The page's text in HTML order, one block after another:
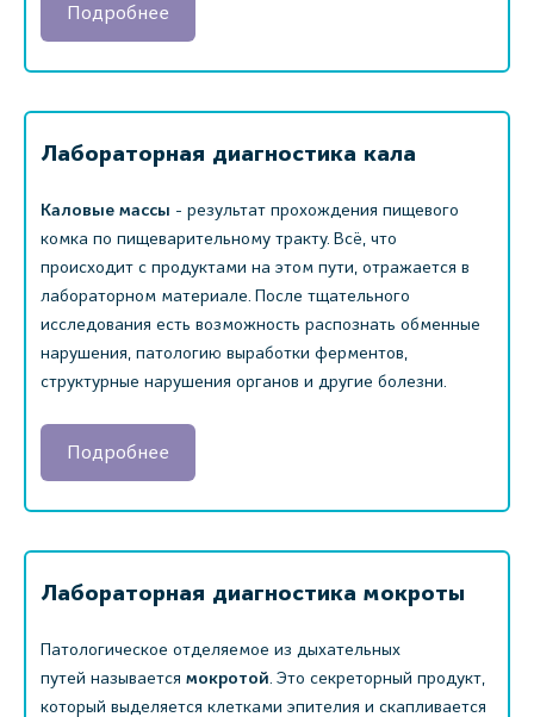
Подробнее
Лабораторная диагностика кала
Каловые массы - результат прохождения пищевого
комка по пищеварительному тракту. Всё, что
происходит с продуктами на этом пути, отражается в
лабораторном материале. После тщательного
исследования есть возможность распознать обменные
нарушения, патологию выработки ферментов,
структурные нарушения органов и другие болезни.
Подробнее
Лабораторная диагностика мокроты
Патологическое отделяемое из дыхательных
путей называется мокротой. Это секреторный продукт,
который выделяется клетками эпителия и скапливается